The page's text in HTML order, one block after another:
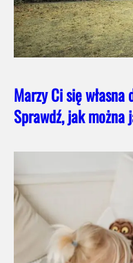
Marzy Ci się
Sprawdź, jak można